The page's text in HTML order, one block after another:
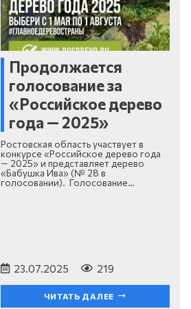
Продолжается
голосование за
«Российское дерево
года — 2025»
Ростовская область участвует в
конкурсе «Российское дерево года
— 2025» и представляет дерево
«Бабушка Ива» (№ 28 в
голосовании). Голосование…
23.07.2025 219
ЧИТАТЬ ДАЛЕЕ